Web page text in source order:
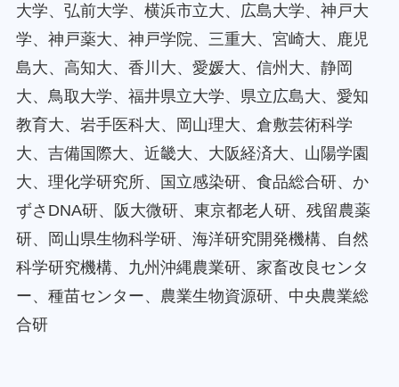
大学、弘前大学、横浜市立大、広島大学、神戸大
学、神戸薬大、神戸学院、三重大、宮崎大、鹿児
島大、高知大、香川大、愛媛大、信州大、静岡
大、鳥取大学、福井県立大学、県立広島大、愛知
教育大、岩手医科大、岡山理大、倉敷芸術科学
大、吉備国際大、近畿大、大阪経済大、山陽学園
大、理化学研究所、国立感染研、食品総合研、か
ずさDNA研、阪大微研、東京都老人研、残留農薬
研、岡山県生物科学研、海洋研究開発機構、自然
科学研究機構、九州沖縄農業研、家畜改良センタ
ー、種苗センター、農業生物資源研、中央農業総
合研